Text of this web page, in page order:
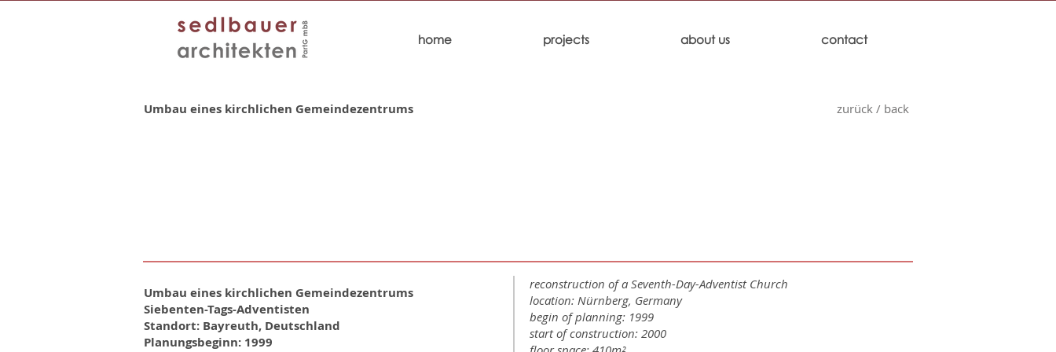
home projects about us contact
Umbau eines kirchlichen Gemeindezentrums zurück / back
Umbau eines kirchlichen Gemeindezentrums
Siebenten-Tags-Adventisten
Standort: Bayreuth, Deutschland
Planungsbeginn: 1999
reconstruction of a Seventh-Day-Adventist Church
location: Nürnberg, Germany
begin of planning: 1999
start of construction: 2000